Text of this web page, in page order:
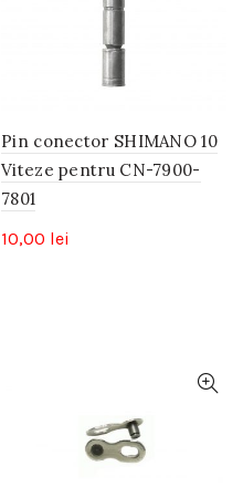
Pin conector SHIMANO 10
Viteze pentru CN-7900-
7801
10,00 lei